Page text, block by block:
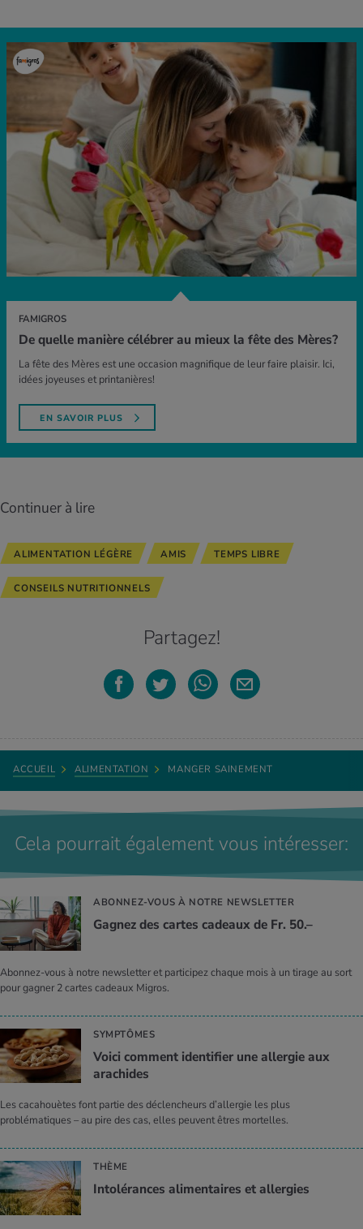
FAMIGROS
De quelle manière célébrer au mieux la fête des Mères?
La fête des Mères est une occasion magnifique de leur faire plaisir. Ici,
idées joyeuses et printanières!
EN SAVOIR PLUS
Continuer à lire
ALIMENTATION LÉGÈRE AMIS TEMPS LIBRE
CONSEILS NUTRITIONNELS
Partagez!
ACCUEIL ALIMENTATION MANGER SAINEMENT
Cela pourrait également vous intéresser:
ABONNEZ-VOUS À NOTRE NEWSLETTER
Gagnez des cartes cadeaux de Fr. 50.–
Abonnez-vous à notre newsletter et participez chaque mois à un tirage au sort
pour gagner 2 cartes cadeaux Migros.
SYMPTÔMES
Voici comment identifier une allergie aux
arachides
Les cacahouètes font partie des déclencheurs d’allergie les plus
problématiques – au pire des cas, elles peuvent êtres mortelles.
THÈME
Intolérances alimentaires et allergies